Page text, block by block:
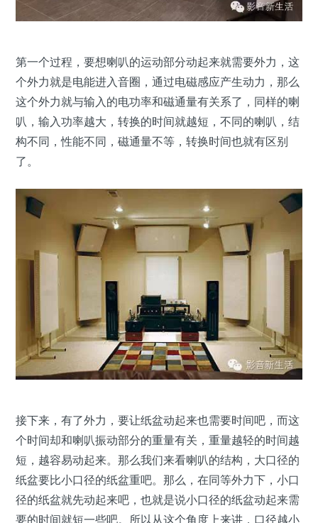
第一个过程，要想喇叭的运动部分动起来就需要外力，这
个外力就是电能进入音圈，通过电磁感应产生动力，那么
这个外力就与输入的电功率和磁通量有关系了，同样的喇
叭，输入功率越大，转换的时间就越短，不同的喇叭，结
构不同，性能不同，磁通量不等，转换时间也就有区别
了。
接下来，有了外力，要让纸盆动起来也需要时间吧，而这
个时间却和喇叭振动部分的重量有关，重量越轻的时间越
短，越容易动起来。那么我们来看喇叭的结构，大口径的
纸盆要比小口径的纸盆重吧。那么，在同等外力下，小口
径的纸盆就先动起来吧，也就是说小口径的纸盆动起来需
要的时间就短一些吧。所以从这个角度上来讲，口径越小